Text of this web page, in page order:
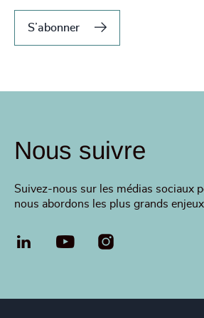
S’abonner
Nous suivre
Suivez-nous sur les médias sociaux
nous abordons les plus grands
LinkedIn YouTube